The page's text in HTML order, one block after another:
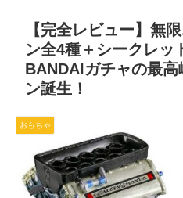
【完全レビュー】無
ン全4種＋シークレッ
BANDAIガチャの最
ン誕生！
おもちゃ